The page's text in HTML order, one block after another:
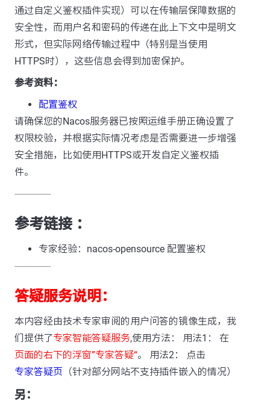
通过自定义鉴权插件实现）可以在传输层保障数据的
安全性，而用户名和密码的传递在此上下文中是明文
形式，但实际网络传输过程中（特别是当使用
HTTPS时），这些信息会得到加密保护。
参考资料：
配置鉴权
请确保您的Nacos服务器已按照运维手册正确设置了
权限校验，并根据实际情况考虑是否需要进一步增强
安全措施，比如使用HTTPS或开发自定义鉴权插
件。
---------------
参考链接 ：
专家经验：nacos-opensource 配置鉴权
---------------
答疑服务说明：
本内容经由技术专家审阅的用户问答的镜像生成，我
们提供了专家智能答疑服务,使用方法： 用法1： 在
页面的右下的浮窗”专家答疑“。 用法2： 点击
专家答疑页 （针对部分网站不支持插件嵌入的情况）
另：